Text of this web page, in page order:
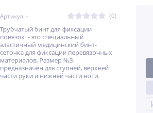
Артикул: - (0)
Трубчатый бинт для фиксации
повязок - это специальный
эластичный медицинский бинт-
сеточка для фиксации перевязочных
материалов. Размер №3
предназначен для ступней, верхней
части руки и нижней части ноги.